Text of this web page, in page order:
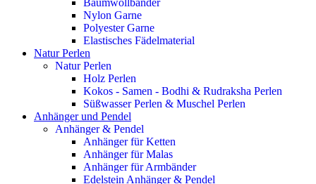
Baumwollbänder
Nylon Garne
Polyester Garne
Elastisches Fädelmaterial
Natur Perlen
Natur Perlen
Holz Perlen
Kokos - Samen - Bodhi & Rudraksha Perlen
Süßwasser Perlen & Muschel Perlen
Anhänger und Pendel
Anhänger & Pendel
Anhänger für Ketten
Anhänger für Malas
Anhänger für Armbänder
Edelstein Anhänger & Pendel